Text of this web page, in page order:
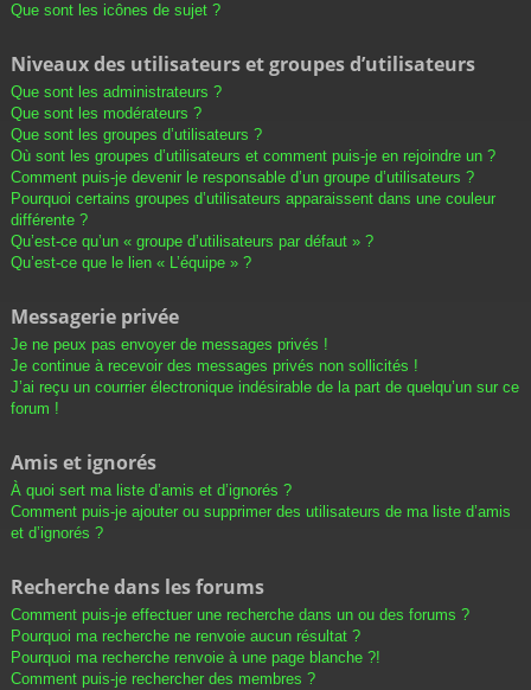
Que sont les icônes de sujet ?
Niveaux des utilisateurs et groupes d’utilisateurs
Que sont les administrateurs ?
Que sont les modérateurs ?
Que sont les groupes d’utilisateurs ?
Où sont les groupes d’utilisateurs et comment puis-je en rejoindre un ?
Comment puis-je devenir le responsable d’un groupe d’utilisateurs ?
Pourquoi certains groupes d’utilisateurs apparaissent dans une couleur
différente ?
Qu’est-ce qu’un « groupe d’utilisateurs par défaut » ?
Qu’est-ce que le lien « L’équipe » ?
Messagerie privée
Je ne peux pas envoyer de messages privés !
Je continue à recevoir des messages privés non sollicités !
J’ai reçu un courrier électronique indésirable de la part de quelqu’un sur ce
forum !
Amis et ignorés
À quoi sert ma liste d’amis et d’ignorés ?
Comment puis-je ajouter ou supprimer des utilisateurs de ma liste d’amis
et d’ignorés ?
Recherche dans les forums
Comment puis-je effectuer une recherche dans un ou des forums ?
Pourquoi ma recherche ne renvoie aucun résultat ?
Pourquoi ma recherche renvoie à une page blanche ?!
Comment puis-je rechercher des membres ?